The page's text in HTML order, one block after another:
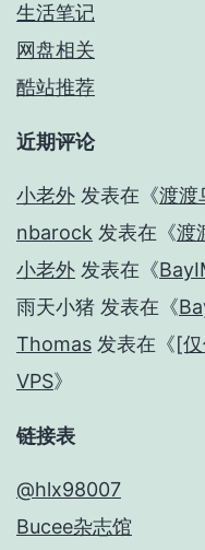
生活笔记
网盘相关
酷站推荐
近期评论
小老外 发表在《渡渡
nbarock 发表在《渡
小老外 发表在《
雨天小猪 发表在《
Thomas 发表在《[
VPS》
链接表
@hlx98007
Bucee杂志馆